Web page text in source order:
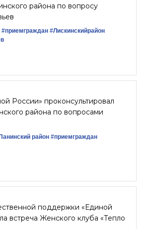
района по вопросу
#приемграждан #Лискинскийрайон
России» проконсультировал
района по вопросами
район #приемграждан
поддержки «Единой
встреча Женского клуба «Тепло